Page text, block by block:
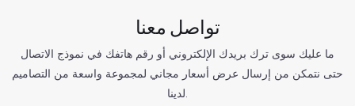
تواصل معنا
ما عليك سوى ترك بريدك الإلكتروني أو رقم هاتفك في نموذج الاتصال
حتى نتمكن من إرسال عرض أسعار مجاني لمجموعة واسعة من التصاميم
لدينا.